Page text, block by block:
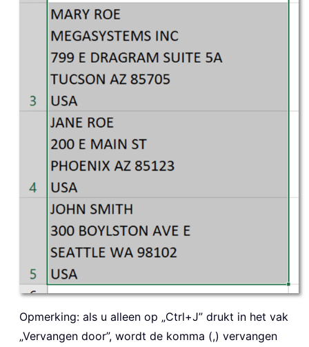
Opmerking: als u alleen op „Ctrl+J” drukt in het vak
„Vervangen door”, wordt de komma (,) vervangen